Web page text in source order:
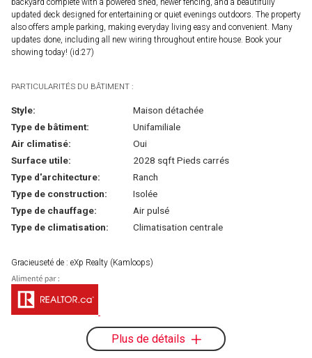
backyard complete with a powered shed, newer fencing, and a beautifully
updated deck designed for entertaining or quiet evenings outdoors. The property
also offers ample parking, making everyday living easy and convenient. Many
updates done, including all new wiring throughout entire house. Book your
showing today! (id:27)
PARTICULARITÉS DU BÂTIMENT :
Style:
Maison détachée
Type de bâtiment:
Unifamiliale
Air climatisé:
Oui
Surface utile:
2028 sqft Pieds carrés
Type d'architecture:
Ranch
Type de construction:
Isolée
Type de chauffage:
Air pulsé
Type de climatisation:
Climatisation centrale
Gracieuseté de : eXp Realty (Kamloops)
Plus de détails